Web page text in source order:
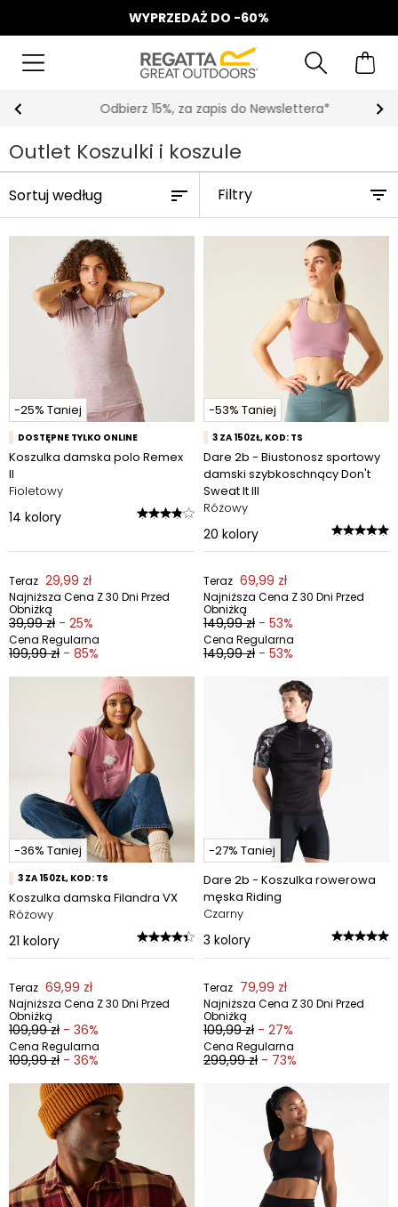
WYPRZEDAŻ DO -60%
Odbierz 15%, za zapis do Newslettera*
Outlet Koszulki i koszule
Filtry
-25% Taniej
DOSTĘPNE TYLKO ONLINE
Koszulka damska polo Remex
II
Fioletowy
14 kolory
Teraz 29,99 zł
Najniższa Cena Z 30 Dni Przed
Obniżką
39,99 zł - 25%
Cena Regularna
199,99 zł - 85%
-53% Taniej
3 ZA 150ZŁ, KOD: TS
Dare 2b - Biustonosz sportowy
damski szybkoschnący Don't
Sweat It III
Różowy
20 kolory
Teraz 69,99 zł
Najniższa Cena Z 30 Dni Przed
Obniżką
149,99 zł - 53%
Cena Regularna
149,99 zł - 53%
-36% Taniej
3 ZA 150ZŁ, KOD: TS
Koszulka damska Filandra VX
Różowy
21 kolory
Teraz 69,99 zł
Najniższa Cena Z 30 Dni Przed
Obniżką
109,99 zł - 36%
Cena Regularna
109,99 zł - 36%
-27% Taniej
Dare 2b - Koszulka rowerowa
męska Riding
Czarny
3 kolory
Teraz 79,99 zł
Najniższa Cena Z 30 Dni Przed
Obniżką
109,99 zł - 27%
Cena Regularna
299,99 zł - 73%